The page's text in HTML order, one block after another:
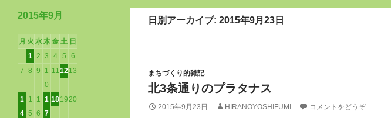
日別アーカイブ: 2015年9月23日
まちづくり的雑記
北3条通りのプラタナス
2015年9月23日 HIRANOYOSHIFUMI コメントをどうぞ
2015年9月
月 火 水木金 土 日
1 2 3 4 5
6
7 8 9
1
0
111213
1
4
1
5
1
6
1
7
181920